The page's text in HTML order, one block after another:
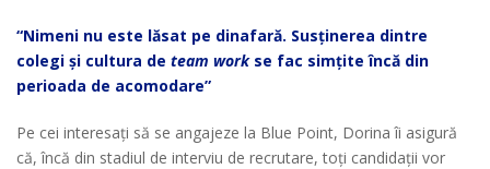
“Nimeni nu este lăsat pe dinafară. Susținerea dintre
colegi și cultura de team workse fac simțite încă din
perioada de acomodare”
Pe cei interesați să se angajeze la Blue Point, Dorina îi asigură
că, încă din stadiul de interviu de recrutare, toți candidații vor